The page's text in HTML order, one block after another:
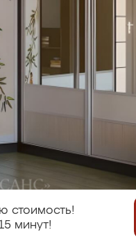
стоимость!
минут!